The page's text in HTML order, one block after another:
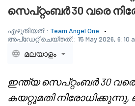
സെപ്റ്റംബർ 30 വരെ
എഴുതിയത്:: Team Angel One
അപ്‌ഡേറ്റ് ചെയ്തത്:: 15 May 2026, 6:10
മലയാളം
ഇന്ത്യ സെപ്റ്റംബർ 30
കയറ്റുമതി